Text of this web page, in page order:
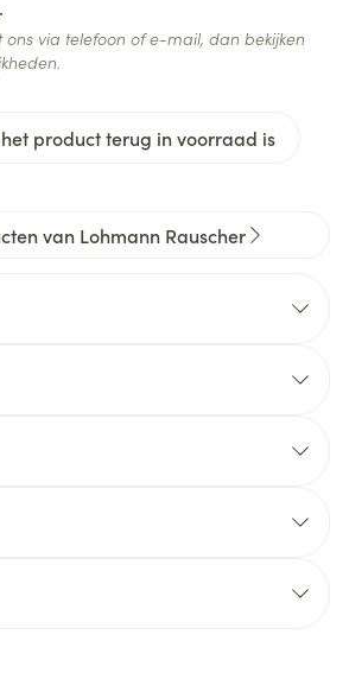
product terug in voorraad is
via telefoon of e-mail, dan bekijken
van Lohmann Rauscher